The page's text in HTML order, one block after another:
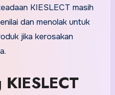
KIESLECT masih
dan menolak untuk
jika kerosakan